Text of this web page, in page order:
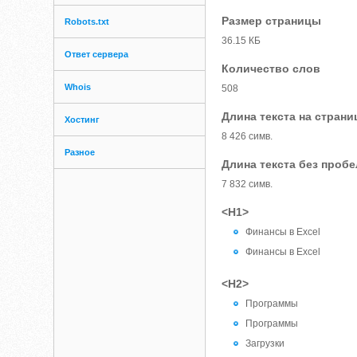
Robots.txt
Ответ сервера
Whois
Хостинг
Разное
Размер страницы
36.15 КБ
Количество слов
508
Длина текста на
8 426 симв.
Длина текста без
7 832 симв.
<H1>
Финансы в Excel
Финансы в Excel
<H2>
Программы
Программы
Загрузки